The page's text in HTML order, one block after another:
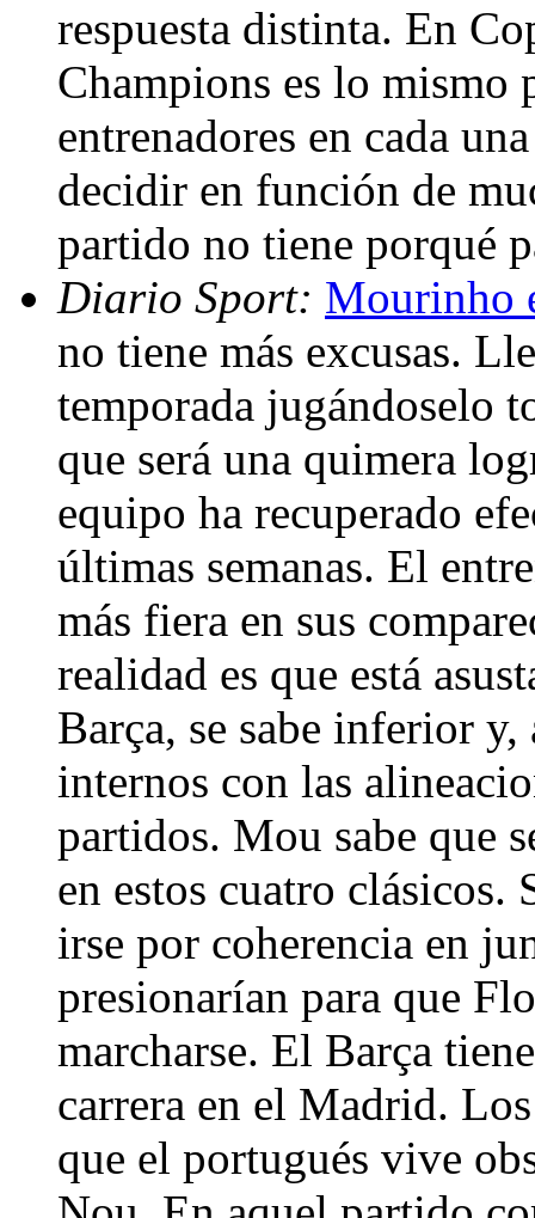
respuesta distinta. En
Champions es lo mismo
entrenadores en cada
decidir en función de
partido no tiene porqué
Diario Sport: Mourinho
no tiene más excusas.
temporada jugándoselo
que será una quimera
equipo ha recuperado
últimas semanas. El
más fiera en sus
realidad es que está
Barça, se sabe inferior
internos con las
partidos. Mou sabe que
en estos cuatro clásicos.
irse por coherencia en
presionarían para que
marcharse. El Barça
carrera en el Madrid.
que el portugués vive